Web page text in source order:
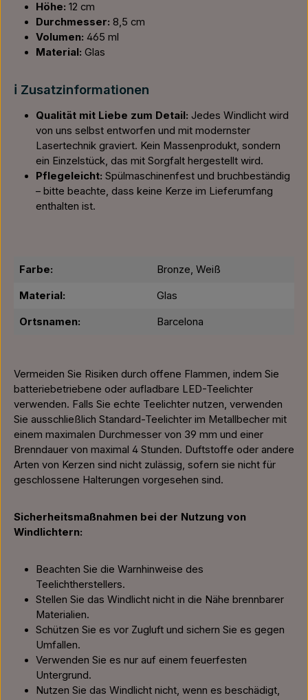
Höhe: 12 cm
Durchmesser: 8,5 cm
Volumen: 465 ml
Material: Glas
ℹ️ Zusatzinformationen
Qualität mit Liebe zum Detail: Jedes Windlicht wird
von uns selbst entworfen und mit modernster
Lasertechnik graviert. Kein Massenprodukt, sondern
ein Einzelstück, das mit Sorgfalt hergestellt wird.
Pflegeleicht: Spülmaschinenfest und bruchbeständig
– bitte beachte, dass keine Kerze im Lieferumfang
enthalten ist.
Farbe: Bronze, Weiß
Material: Glas
Ortsnamen: Barcelona
Vermeiden Sie Risiken durch offene Flammen, indem Sie
batteriebetriebene oder aufladbare LED-Teelichter
verwenden. Falls Sie echte Teelichter nutzen, verwenden
Sie ausschließlich Standard-Teelichter im Metallbecher mit
einem maximalen Durchmesser von 39 mm und einer
Brenndauer von maximal 4 Stunden. Duftstoffe oder andere
Arten von Kerzen sind nicht zulässig, sofern sie nicht für
geschlossene Halterungen vorgesehen sind.
Sicherheitsmaßnahmen bei der Nutzung von
Windlichtern:
Beachten Sie die Warnhinweise des
Teelichtherstellers.
Stellen Sie das Windlicht nicht in die Nähe brennbarer
Materialien.
Schützen Sie es vor Zugluft und sichern Sie es gegen
Umfallen.
Verwenden Sie es nur auf einem feuerfesten
Untergrund.
Nutzen Sie das Windlicht nicht, wenn es beschädigt,